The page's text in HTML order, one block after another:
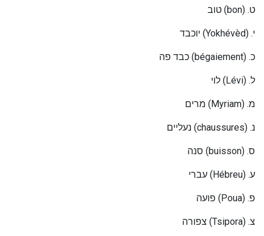
טוב (bon) .ט
יוכבד (Yokhévèd) .י
כבד פה (bégaiement) .כ
לוי (Lévi) .ל
מרים (Myriam) .מ
נעליים (chaussures) .נ
סנה (buisson) .ס
עברי (Hébreu) .ע
פועה (Poua) .פ
צפורה (Tsipora) .צ